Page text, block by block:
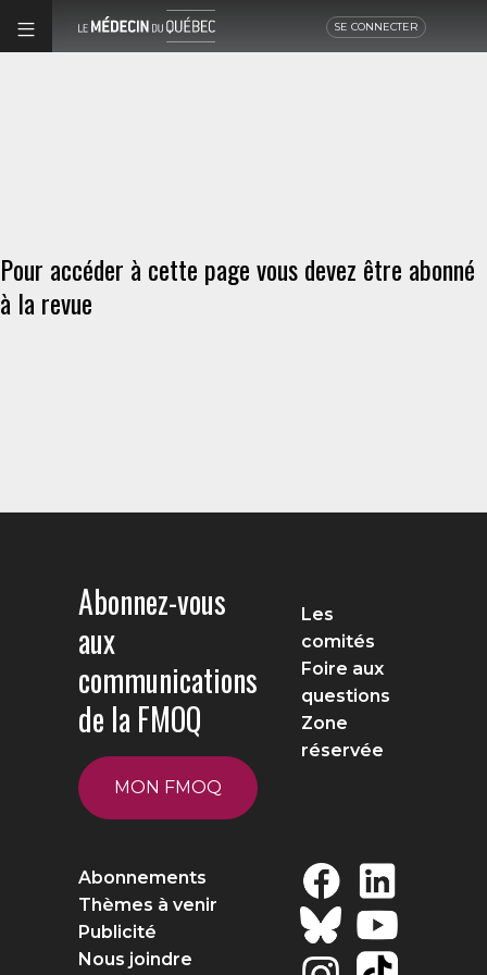
SE CONNECTER
Pour accéder à cette page vous devez être abonné
à la revue
Abonnez-vous
aux
communications
de la FMOQ
MON FMOQ
Les
comités
Foire aux
questions
Zone
réservée
Abonnements
Thèmes à venir
Publicité
Nous joindre